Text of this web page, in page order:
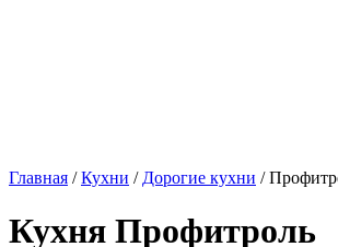
Главная /Кухни / Дорогие кухни /
Кухня Профитроль